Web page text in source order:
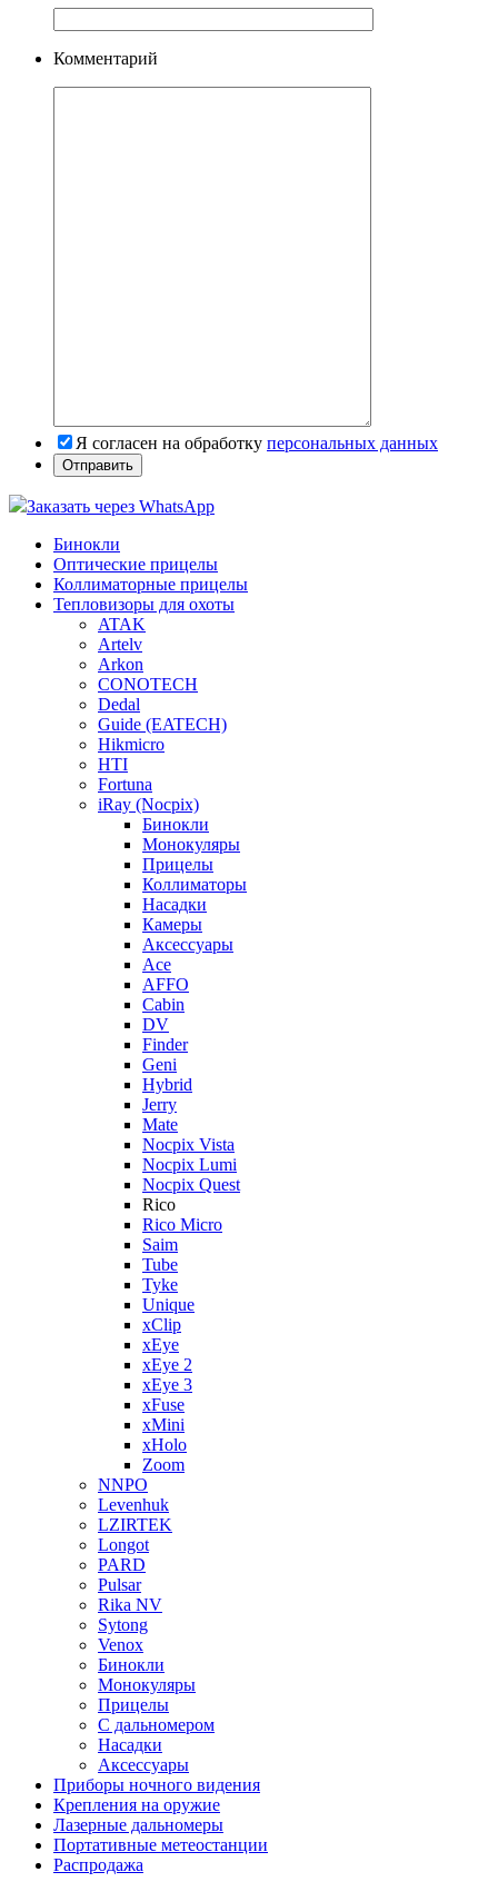
Комментарий
Я согласен на обработку персональных данных
Заказать через WhatsApp
Бинокли
Оптические прицелы
Коллиматорные прицелы
Тепловизоры для охоты
ATAK
Artelv
Arkon
CONOTECH
Dedal
Guide (EATECH)
Hikmicro
HTI
Fortuna
iRay (Nocpix)
Бинокли
Монокуляры
Прицелы
Коллиматоры
Насадки
Камеры
Аксессуары
Ace
AFFO
Cabin
DV
Finder
Geni
Hybrid
Jerry
Mate
Nocpix Vista
Nocpix Lumi
Nocpix Quest
Rico
Rico Micro
Saim
Tube
Tyke
Unique
xClip
xEye
xEye 2
xEye 3
xFuse
xMini
xHolo
Zoom
NNPO
Levenhuk
LZIRTEK
Longot
PARD
Pulsar
Rika NV
Sytong
Venox
Бинокли
Монокуляры
Прицелы
С дальномером
Насадки
Аксессуары
Приборы ночного видения
Крепления на оружие
Лазерные дальномеры
Портативные метеостанции
Распродажа